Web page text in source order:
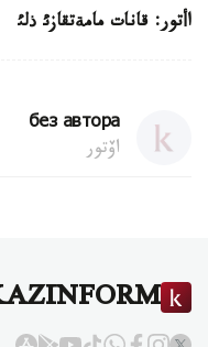
اأتور: قانات مامةتقازئ ذلئ
без автора
اۆتور